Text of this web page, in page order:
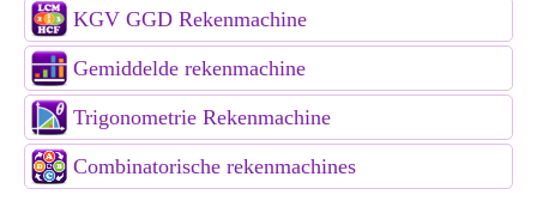
KGV GGD Rekenmachine
Gemiddelde rekenmachine
Trigonometrie Rekenmachine
Combinatorische rekenmachines